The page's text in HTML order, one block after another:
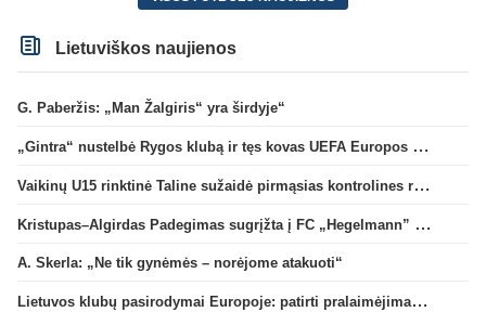
Lietuviškos naujienos
G. Paberžis: „Man Žalgiris“ yra širdyje“
„Gintra“ nustelbė Rygos klubą ir tęs kovas UEFA Europos taurės atrankoje
Vaikinų U15 rinktinė Taline sužaidė pirmąsias kontrolines rungtynes
Kristupas–Algirdas Padegimas sugrįžta į FC „Hegelmann” B sudėtį
A. Skerla: „Ne tik gynėmės – norėjome atakuoti“
Lietuvos klubų pasirodymai Europoje: patirti pralaimėjimai Kroatijos atstovams